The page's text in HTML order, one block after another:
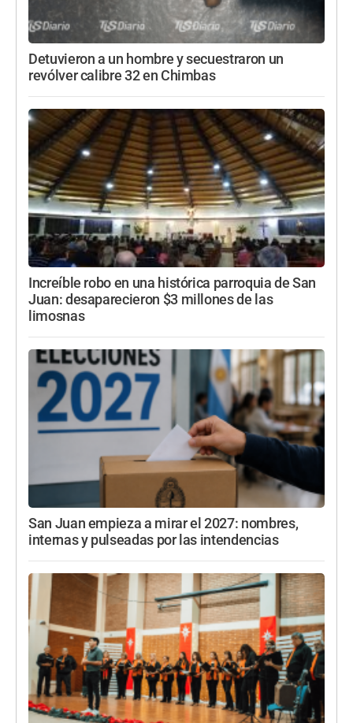
Detuvieron a un hombre y secuestraron un
revólver calibre 32 en Chimbas
Increíble robo en una histórica parroquia de San
Juan: desaparecieron $3 millones de las
limosnas
San Juan empieza a mirar el 2027: nombres,
internas y pulseadas por las intendencias